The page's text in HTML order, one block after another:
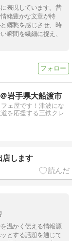
表現しています。昔
緒豊かな文章が特
郷愁を感じさせ、時
瞬間を繊細に捉え、
岩手県大船渡市
ェ屋です！津波にな
を応援する三鉄クレ
店します
温かく伝える情報源
とする話題を通じて